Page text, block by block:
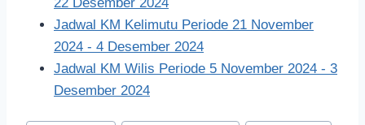
22 Desember 2024
Jadwal KM Kelimutu Periode 21 November
2024 - 4 Desember 2024
Jadwal KM Wilis Periode 5 November 2024 - 3
Desember 2024